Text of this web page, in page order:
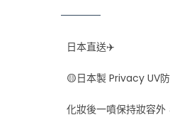
日本直送✈️
🟡日本製 Privacy UV
化妝後一噴保持妝容